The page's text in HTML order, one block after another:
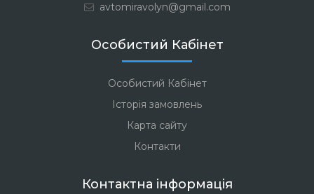
avtomiravolyn@gmail.com
Особистий Кабінет
Особистий Кабінет
Історія замовлень
Карта сайту
Контакти
Контактна інформація